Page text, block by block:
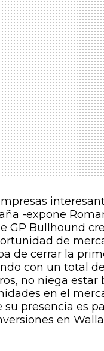
-expone
GP Bullhound
de
de cerrar la
con un total
no niega estar
en el
su presencia es
en